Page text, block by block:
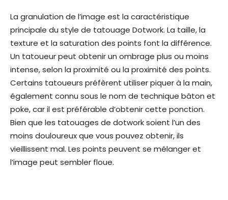
La granulation de l’image est la caractéristique
principale du style de tatouage Dotwork. La taille, la
texture et la saturation des points font la différence.
Un tatoueur peut obtenir un ombrage plus ou moins
intense, selon la proximité ou la proximité des points.
Certains tatoueurs préfèrent utiliser piquer à la main,
également connu sous le nom de technique bâton et
poke, car il est préférable d’obtenir cette ponction.
Bien que les tatouages ​​de dotwork soient l’un des
moins douloureux que vous pouvez obtenir, ils
vieillissent mal. Les points peuvent se mélanger et
l’image peut sembler floue.